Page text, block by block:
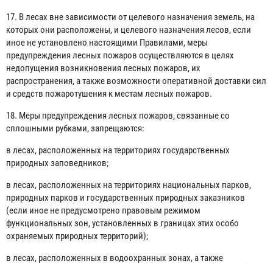
17. В лесах вне зависимости от целевого назначения земель, на
которых они расположены, и целевого назначения лесов, если
иное не установлено настоящими Правилами, меры
предупреждения лесных пожаров осуществляются в целях
недопущения возникновения лесных пожаров, их
распространения, а также возможности оперативной доставки сил
и средств пожаротушения к местам лесных пожаров.
18. Меры предупреждения лесных пожаров, связанные со
сплошными рубками, запрещаются:
в лесах, расположенных на территориях государственных
природных заповедников;
в лесах, расположенных на территориях национальных парков,
природных парков и государственных природных заказников
(если иное не предусмотрено правовым режимом
функциональных зон, установленных в границах этих особо
охраняемых природных территорий);
в лесах, расположенных в водоохранных зонах, а также